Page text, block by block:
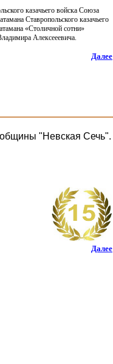
казачьего войска Союза
Ставропольского казачьего
«Столичной сотни»
Алексееевича.
Далее
общины "Невская Сечь".
Далее